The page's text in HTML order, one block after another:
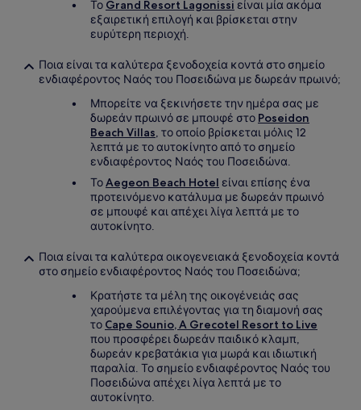
Το Grand Resort Lagonissi είναι μία ακόμα
εξαιρετική επιλογή και βρίσκεται στην
ευρύτερη περιοχή.
Ποια είναι τα καλύτερα ξενοδοχεία κοντά στο σημείο
ενδιαφέροντος Ναός του Ποσειδώνα με δωρεάν πρωινό;
Μπορείτε να ξεκινήσετε την ημέρα σας με
δωρεάν πρωινό σε μπουφέ στο Poseidon
Beach Villas, το οποίο βρίσκεται μόλις 12
λεπτά με το αυτοκίνητο από το σημείο
ενδιαφέροντος Ναός του Ποσειδώνα.
ΤοAegeon Beach Hotel είναι επίσης ένα
προτεινόμενο κατάλυμα με δωρεάν πρωινό
σε μπουφέ και απέχει λίγα λεπτά με το
αυτοκίνητο.
Ποια είναι τα καλύτερα οικογενειακά ξενοδοχεία κοντά
στο σημείο ενδιαφέροντος Ναός του Ποσειδώνα;
Κρατήστε τα μέλη της οικογένειάς σας
χαρούμενα επιλέγοντας για τη διαμονή σας
το Cape Sounio, A Grecotel Resort to Live
που προσφέρει δωρεάν παιδικό κλαμπ,
δωρεάν κρεβατάκια για μωρά και ιδιωτική
παραλία. Το σημείο ενδιαφέροντος Ναός του
Ποσειδώνα απέχει λίγα λεπτά με το
αυτοκίνητο.